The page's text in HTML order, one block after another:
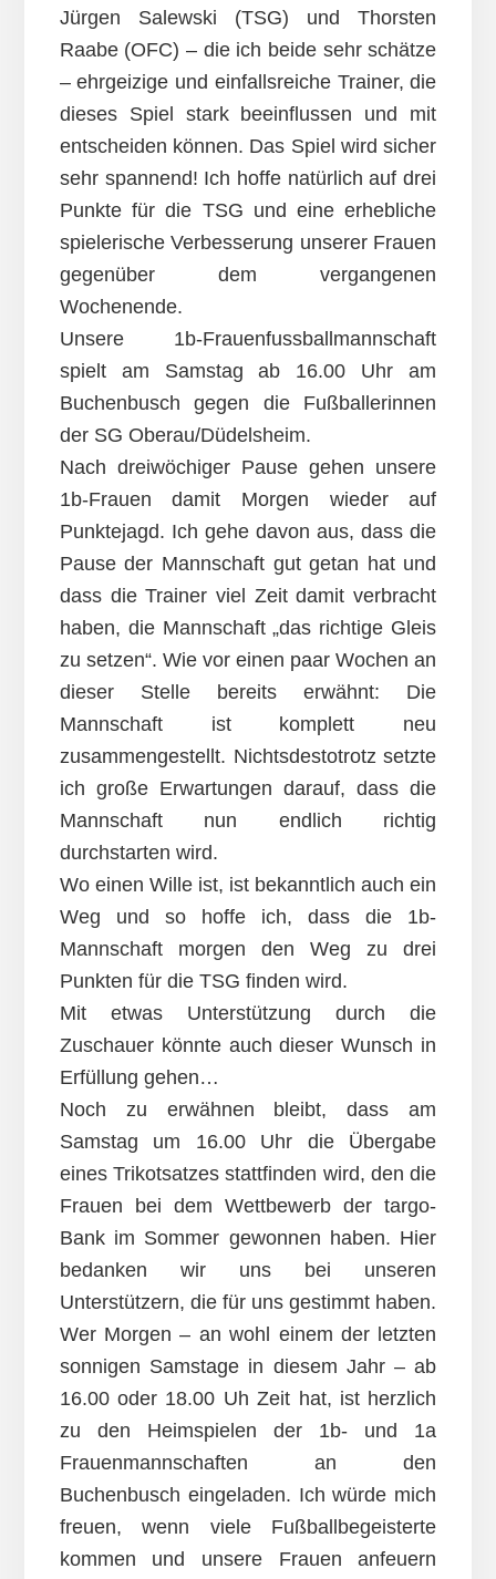
Jürgen Salewski (TSG) und Thorsten
Raabe (OFC) – die ich beide sehr schätze
– ehrgeizige und einfallsreiche Trainer, die
dieses Spiel stark beeinflussen und mit
entscheiden können. Das Spiel wird sicher
sehr spannend! Ich hoffe natürlich auf drei
Punkte für die TSG und eine erhebliche
spielerische Verbesserung unserer Frauen
gegenüber dem vergangenen
Wochenende.
Unsere 1b-Frauenfussballmannschaft
spielt am Samstag ab 16.00 Uhr am
Buchenbusch gegen die Fußballerinnen
der SG Oberau/Düdelsheim.
Nach dreiwöchiger Pause gehen unsere
1b-Frauen damit Morgen wieder auf
Punktejagd. Ich gehe davon aus, dass die
Pause der Mannschaft gut getan hat und
dass die Trainer viel Zeit damit verbracht
haben, die Mannschaft „das richtige Gleis
zu setzen“. Wie vor einen paar Wochen an
dieser Stelle bereits erwähnt: Die
Mannschaft ist komplett neu
zusammengestellt. Nichtsdestotrotz setzte
ich große Erwartungen darauf, dass die
Mannschaft nun endlich richtig
durchstarten wird.
Wo einen Wille ist, ist bekanntlich auch ein
Weg und so hoffe ich, dass die 1b-
Mannschaft morgen den Weg zu drei
Punkten für die TSG finden wird.
Mit etwas Unterstützung durch die
Zuschauer könnte auch dieser Wunsch in
Erfüllung gehen…
Noch zu erwähnen bleibt, dass am
Samstag um 16.00 Uhr die Übergabe
eines Trikotsatzes stattfinden wird, den die
Frauen bei dem Wettbewerb der targo-
Bank im Sommer gewonnen haben. Hier
bedanken wir uns bei unseren
Unterstützern, die für uns gestimmt haben.
Wer Morgen – an wohl einem der letzten
sonnigen Samstage in diesem Jahr – ab
16.00 oder 18.00 Uh Zeit hat, ist herzlich
zu den Heimspielen der 1b- und 1a
Frauenmannschaften an den
Buchenbusch eingeladen. Ich würde mich
freuen, wenn viele Fußballbegeisterte
kommen und unsere Frauen anfeuern